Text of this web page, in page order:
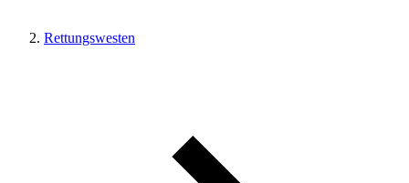
Rettungswesten